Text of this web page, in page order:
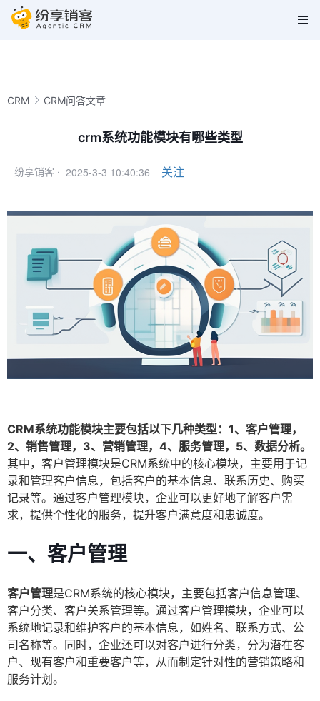
CRM CRM问答文章
crm系统功能模块有哪些类型
纷享销客 · 2025-3-3 10:40:36 关注
CRM系统功能模块主要包括以下几种类型：1、客户管理，
2、销售管理，3、营销管理，4、服务管理，5、数据分析。
其中，客户管理模块是CRM系统中的核心模块，主要用于记
录和管理客户信息，包括客户的基本信息、联系历史、购买
记录等。通过客户管理模块，企业可以更好地了解客户需
求，提供个性化的服务，提升客户满意度和忠诚度。
一、客户管理
客户管理是CRM系统的核心模块，主要包括客户信息管理、
客户分类、客户关系管理等。通过客户管理模块，企业可以
系统地记录和维护客户的基本信息，如姓名、联系方式、公
司名称等。同时，企业还可以对客户进行分类，分为潜在客
户、现有客户和重要客户等，从而制定针对性的营销策略和
服务计划。